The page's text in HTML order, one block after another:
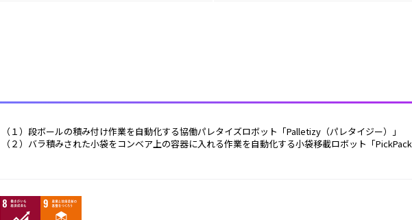
（１）段ボールの積み付け作業を自動化する協働パレタイズロボット「Palletizy（パレタイジー）」
（２）バラ積みされた小袋をコンベア上の容器に入れる作業を自動化する小袋移載ロボット「